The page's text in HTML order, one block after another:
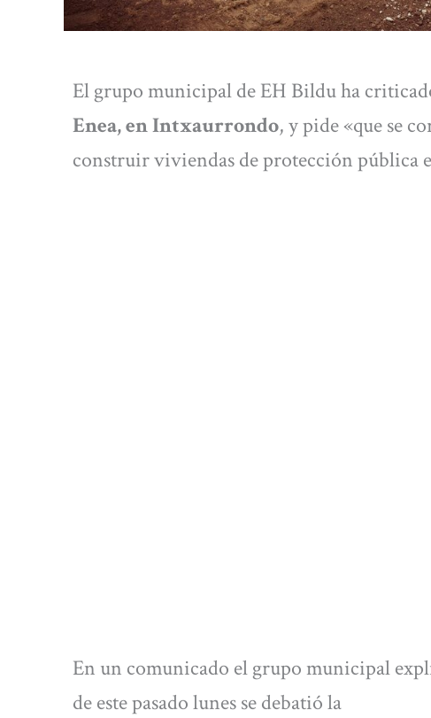
El grupo municipal de EH Bildu ha
Enea, en Intxaurrondo, y pide «que se
construir viviendas de protección pública
En un comunicado el grupo municipal
de este pasado lunes se debatió la